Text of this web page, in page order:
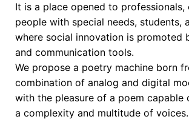
It is a place opened to
people with special needs, students,
where social innovation is promoted
and communication tools.
We propose a poetry machine born
combination of analog and digital
with the pleasure of a poem capable
a complexity and multitude of voices.